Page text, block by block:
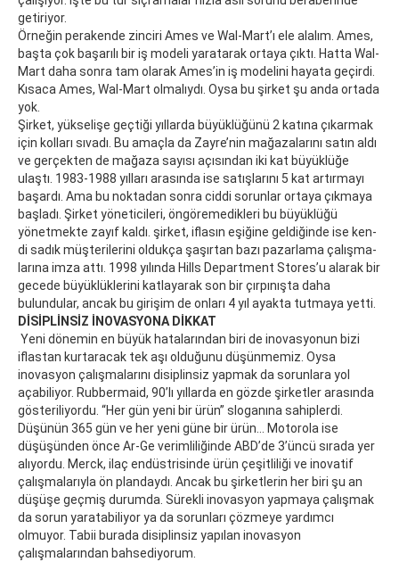
getiriyor.
Örneğin perakende zinciri Ames ve Wal-Mart’ı ele alalım. Ames,
başta çok başarılı bir iş modeli yaratarak ortaya çıktı. Hatta Wal-
Mart daha sonra tam olarak Ames’in iş modelini hayata geçirdi.
Kısa­ca Ames, Wal-Mart ol­ma­lıy­dı. Oysa bu şirket şu anda ortada
yok.
Şirket, yükselişe geçtiği yıllarda büyüklüğünü 2 katına çıkarmak
için kolları sıvadı. Bu amaçla da Zayre’nin mağazalarını satın aldı
ve gerçekten de mağaza sayısı açısından iki kat büyüklüğe
ulaştı. 1983-1988 yılları arasında ise satışlarını 5 kat artırmayı
başardı. Ama bu noktadan sonra ciddi sorunlar ortaya çıkmaya
başladı. Şirket yöneticileri, öngöremedikleri bu büyüklüğü
yönetmekte zayıf kaldı. şir­ket, if­la­sın eşi­ği­ne gel­di­ğin­de ise ken­
di sa­dık müş­te­ri­le­ri­ni ol­duk­ça şa­şır­tan ba­zı pa­zar­la­ma ça­lışma­
la­rına im­za at­tı. 1998 yılında Hills Department Stores’u alarak bir
gecede büyüklüklerini katlayarak son bir çırpınışta daha
bulundular, ancak bu girişim de onları 4 yıl ayakta tutmaya yetti.
DİSİPLİNSİZ İNOVASYONA DİKKAT
Yeni dönemin en büyük hatalarından biri de inovasyonun bizi
iflastan kurtaracak tek aşı olduğunu düşünmemiz. Oysa
inovasyon çalışmalarını disiplinsiz yapmak da sorunlara yol
açabiliyor. Rubbermaid, 90’lı yıllarda en gözde şirketler arasında
gösteriliyordu. “Her gün yeni bir ürün” sloganına sahiplerdi.
Düşünün 365 gün ve her yeni güne bir ürün… Motorola ise
düşüşünden önce Ar-Ge verimliliğinde ABD’de 3’üncü sırada yer
alıyordu. Merck, ilaç endüstrisinde ürün çeşitliliği ve inovatif
çalışmalarıyla ön plandaydı. Ancak bu şirketlerin her biri şu an
düşüşe geçmiş durumda. Sürekli inovasyon yapmaya çalışmak
da sorun yaratabiliyor ya da sorunları çözmeye yardımcı
olmuyor. Tabii burada disiplinsiz yapılan inovasyon
çalışmalarından bahsediyorum.